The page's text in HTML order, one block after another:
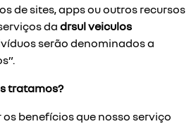
de sites, apps ou outros recursos
da drsul veiculos
serão denominados a
tratamos?
benefícios que nosso serviço